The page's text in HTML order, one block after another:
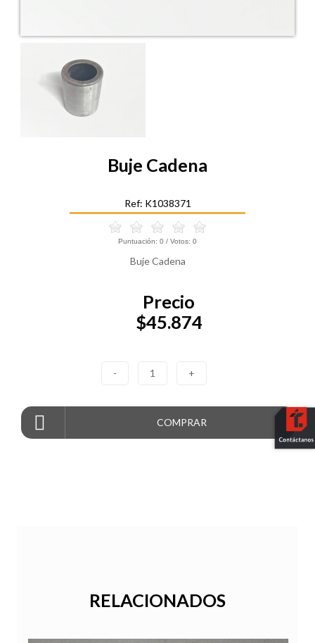
Buje Cadena
Ref: K1038371
Puntuación: 0 / Votos: 0
Buje Cadena
Precio
$45.874
- 1 +
COMPRAR
RELACIONADOS